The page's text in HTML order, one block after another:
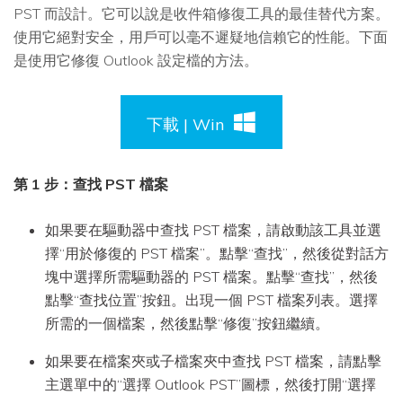
PST 而設計。它可以說是收件箱修復工具的最佳替代方案。
使用它絕對安全，用戶可以毫不遲疑地信賴它的性能。下面
是使用它修復 Outlook 設定檔的方法。
下載 | Win
第 1 步：查找 PST 檔案
如果要在驅動器中查找 PST 檔案，請啟動該工具並選
擇“用於修復的 PST 檔案”。點擊“查找”，然後從對話方
塊中選擇所需驅動器的 PST 檔案。點擊“查找”，然後
點擊“查找位置”按鈕。出現一個 PST 檔案列表。選擇
所需的一個檔案，然後點擊“修復”按鈕繼續。
如果要在檔案夾或子檔案夾中查找 PST 檔案，請點擊
主選單中的“選擇 Outlook PST”圖標，然後打開“選擇